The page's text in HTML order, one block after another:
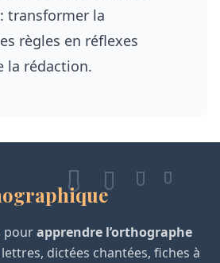
transformer la
règles en réflexes
la rédaction.
pourapprendre l’orthographe
dictées chantées, fiches à